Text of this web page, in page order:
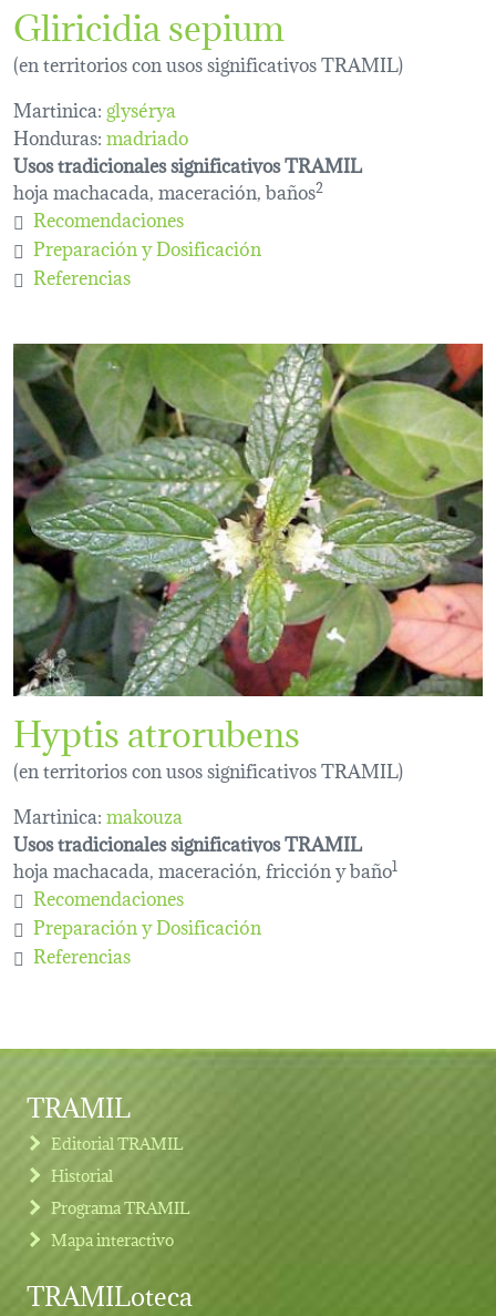
Gliricidia sepium
(en territorios con usos significativos TRAMIL)
Martinica:glysérya
Honduras:madriado
Usos tradicionales significativos TRAMIL
hoja machacada, maceración, baños2
Recomendaciones
Preparación y Dosificación
Referencias
Hyptis atrorubens
(en territorios con usos significativos TRAMIL)
Martinica:makouza
Usos tradicionales significativos TRAMIL
hoja machacada, maceración, fricción y baño1
Recomendaciones
Preparación y Dosificación
Referencias
TRAMIL
Editorial TRAMIL
Historial
Programa TRAMIL
Mapa interactivo
TRAMILoteca